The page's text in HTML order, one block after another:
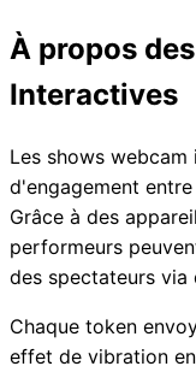
À propos
Interactives
Les shows
d'engagement
Grâce à des
performeurs
des spectateurs via
Chaque token
effet de vibration